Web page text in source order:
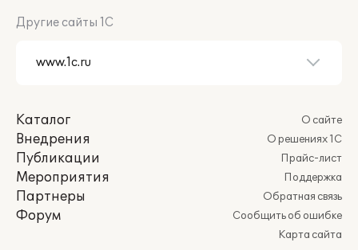
Другие сайты 1С
Каталог
Внедрения
Публикации
Мероприятия
Партнеры
Форум
О сайте
О решениях 1С
Прайс-лист
Поддержка
Обратная связь
Сообщить об ошибке
Карта сайта